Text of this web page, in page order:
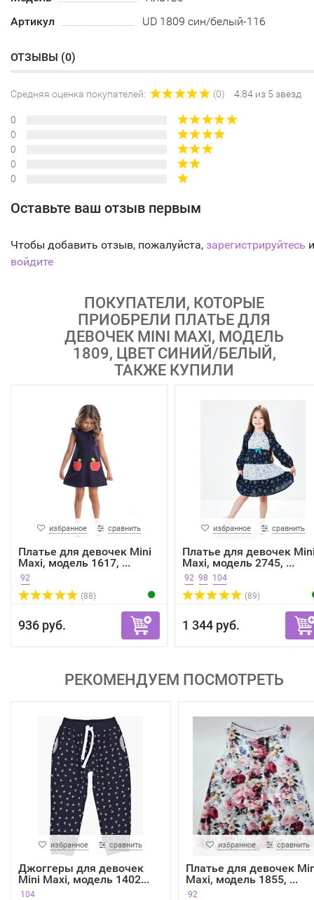
Артикул
UD 1809 син/белый-116
ОТЗЫВЫ (0)
Средняя оценка покупателей: (0) 4.84 из 5 звезд
0
0
0
0
0
Оставьте ваш отзыв первым
Чтобы добавить отзыв, пожалуйста, зарегистрируйтесь
войдите
ПОКУПАТЕЛИ, КОТОРЫЕ
ПРИОБРЕЛИ ПЛАТЬЕ ДЛЯ
ДЕВОЧЕК MINI MAXI, МОДЕЛЬ
1809, ЦВЕТ СИНИЙ/БЕЛЫЙ,
ТАКЖЕ КУПИЛИ
избранное сравнить
Платье для девочек Mini
Maxi, модель 1617, ...
92
(88)
936 руб.
избранное сравнить
Платье для девочек
Maxi, модель 2745, ...
92 98 104
(89)
1 344 руб.
РЕКОМЕНДУЕМ ПОСМОТРЕТЬ
избранное сравнить
Джоггеры для девочек
Mini Maxi, модель 1402...
104
избранное сравнить
Платье для девочек
Maxi, модель 1855, ...
92